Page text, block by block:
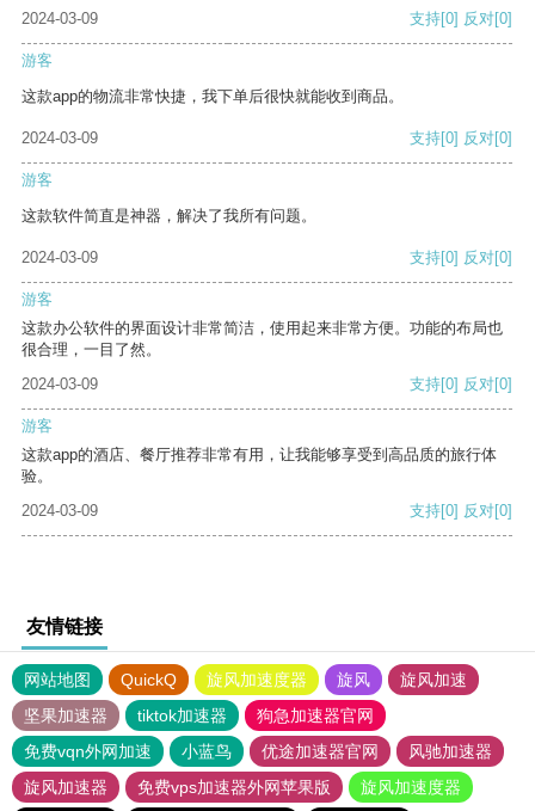
2024-03-09 支持[0] 反对[0]
游客
这款app的物流非常快捷，我下单后很快就能收到商品。
2024-03-09 支持[0] 反对[0]
游客
这款软件简直是神器，解决了我所有问题。
2024-03-09 支持[0] 反对[0]
游客
这款办公软件的界面设计非常简洁，使用起来非常方便。功能的布局也
很合理，一目了然。
2024-03-09
支持[0] 反对[0]
游客
这款app的酒店、餐厅推荐非常有用，让我能够享受到高品质的旅行体
验。
2024-03-09
支持[0] 反对[0]
友情链接
网站地图 QuickQ 旋风加速度器 旋风
旋风加速
坚果加速器
tiktok加速器
狗急加速器官网
免费vqn外网加速
小蓝鸟 优途加速器官网
风驰加速器
旋风加速器
免费vps加速器外网苹果版 旋风加速度器